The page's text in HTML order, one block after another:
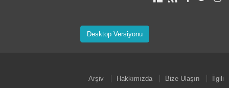
Desktop Versiyonu
Arşiv Hakkımızda Bize Ulaşın İlgili